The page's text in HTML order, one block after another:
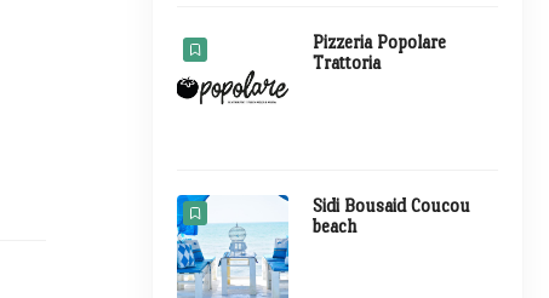
Pizzeria Popolare
Trattoria
Sidi Bousaid Coucou
beach